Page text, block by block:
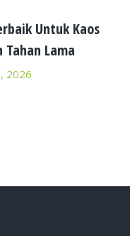
Untuk Kaos
Lama
2026